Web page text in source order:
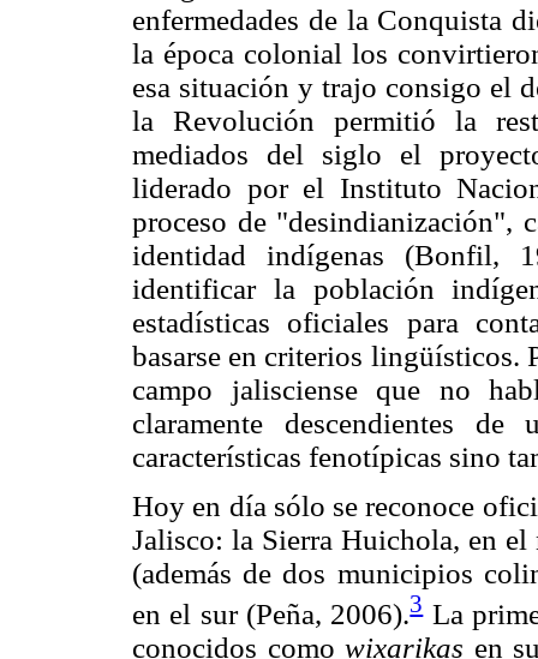
enfermedades de la Conquista
la época colonial los
esa situación y trajo consigo el
la Revolución permitió la
mediados del siglo el
liderado por el Instituto
proceso de "desindianización",
identidad indígenas (Bonfil,
identificar la población
estadísticas oficiales para
basarse en criterios lingüísticos.
campo jalisciense que no
claramente descendientes
características fenotípicas sino
Hoy en día sólo se reconoce
Jalisco: la Sierra Huichola, en
(además de dos municipios
en el sur (Peña, 2006).3La
conocidos comowixarikas en